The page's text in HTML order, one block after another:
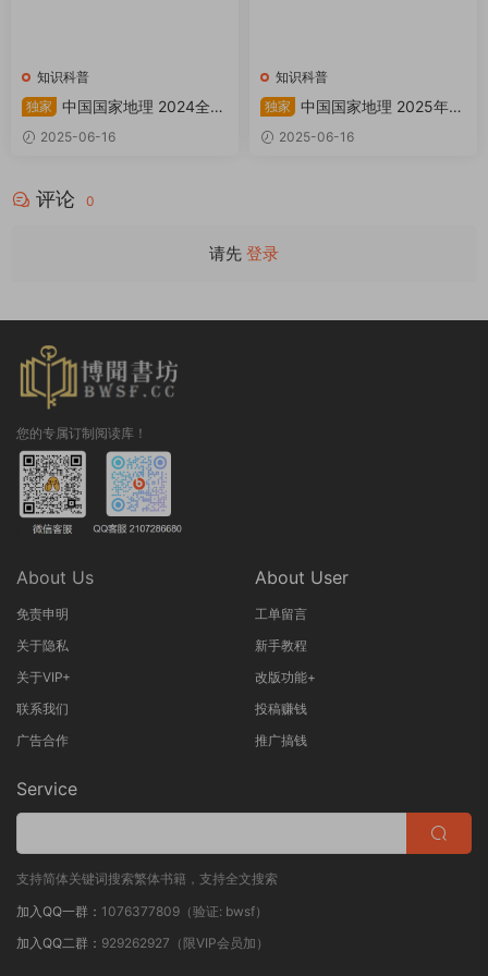
知识科普
独家
中国国家地理 2024全年
共12本 PDF
2025-06-16
知识科普
独家
中国国家地理 2025年增
刊：阿克苏 PDF
2025-06-16
评论 0
请先 登录
您的专属订制阅读库！
About Us
免责申明
关于隐私
关于VIP+
联系我们
广告合作
About User
工单留言
新手教程
改版功能+
投稿赚钱
推广搞钱
Service
支持简体关键词搜索繁体书籍，支持全文搜索
加入QQ一群： 1076377809（验证: bwsf）
加入QQ二群： 929262927（限VIP会员加）